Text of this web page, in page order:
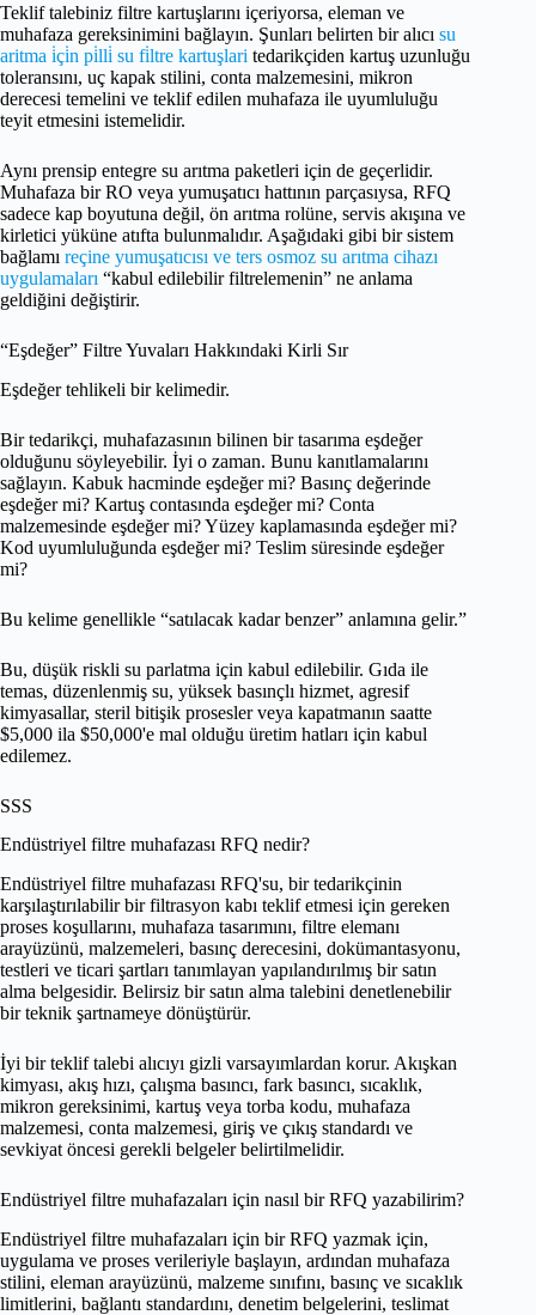
Teklif talebiniz filtre kartuşlarını içeriyorsa, eleman ve
muhafaza gereksinimini bağlayın. Şunları belirten bir alıcı su
aritma i̇çi̇n pi̇lli̇ su fi̇ltre kartuşlari tedarikçiden kartuş uzunluğu
toleransını, uç kapak stilini, conta malzemesini, mikron
derecesi temelini ve teklif edilen muhafaza ile uyumluluğu
teyit etmesini istemelidir.
Aynı prensip entegre su arıtma paketleri için de geçerlidir.
Muhafaza bir RO veya yumuşatıcı hattının parçasıysa, RFQ
sadece kap boyutuna değil, ön arıtma rolüne, servis akışına ve
kirletici yüküne atıfta bulunmalıdır. Aşağıdaki gibi bir sistem
bağlamı reçine yumuşatıcısı ve ters osmoz su arıtma cihazı
uygulamaları “kabul edilebilir filtrelemenin” ne anlama
geldiğini değiştirir.
“Eşdeğer” Filtre Yuvaları Hakkındaki Kirli Sır
Eşdeğer tehlikeli bir kelimedir.
Bir tedarikçi, muhafazasının bilinen bir tasarıma eşdeğer
olduğunu söyleyebilir. İyi o zaman. Bunu kanıtlamalarını
sağlayın. Kabuk hacminde eşdeğer mi? Basınç değerinde
eşdeğer mi? Kartuş contasında eşdeğer mi? Conta
malzemesinde eşdeğer mi? Yüzey kaplamasında eşdeğer mi?
Kod uyumluluğunda eşdeğer mi? Teslim süresinde eşdeğer
mi?
Bu kelime genellikle “satılacak kadar benzer” anlamına gelir.”
Bu, düşük riskli su parlatma için kabul edilebilir. Gıda ile
temas, düzenlenmiş su, yüksek basınçlı hizmet, agresif
kimyasallar, steril bitişik prosesler veya kapatmanın saatte
$5,000 ila $50,000'e mal olduğu üretim hatları için kabul
edilemez.
SSS
Endüstriyel filtre muhafazası RFQ nedir?
Endüstriyel filtre muhafazası RFQ'su, bir tedarikçinin
karşılaştırılabilir bir filtrasyon kabı teklif etmesi için gereken
proses koşullarını, muhafaza tasarımını, filtre elemanı
arayüzünü, malzemeleri, basınç derecesini, dokümantasyonu,
testleri ve ticari şartları tanımlayan yapılandırılmış bir satın
alma belgesidir. Belirsiz bir satın alma talebini denetlenebilir
bir teknik şartnameye dönüştürür.
İyi bir teklif talebi alıcıyı gizli varsayımlardan korur. Akışkan
kimyası, akış hızı, çalışma basıncı, fark basıncı, sıcaklık,
mikron gereksinimi, kartuş veya torba kodu, muhafaza
malzemesi, conta malzemesi, giriş ve çıkış standardı ve
sevkiyat öncesi gerekli belgeler belirtilmelidir.
Endüstriyel filtre muhafazaları için nasıl bir RFQ yazabilirim?
Endüstriyel filtre muhafazaları için bir RFQ yazmak için,
uygulama ve proses verileriyle başlayın, ardından muhafaza
stilini, eleman arayüzünü, malzeme sınıfını, basınç ve sıcaklık
limitlerini, bağlantı standardını, denetim belgelerini, teslimat